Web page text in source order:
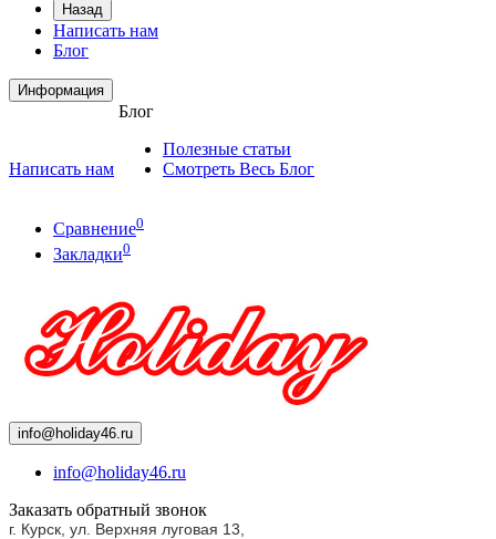
Назад
Написать нам
Блог
Информация
Написать нам
Блог
Полезные статьи
Смотреть Весь Блог
Сравнение0
Закладки0
info@holiday46.ru
info@holiday46.ru
Заказать обратный звонок
г. Курск, ул. Верхняя луговая 13,